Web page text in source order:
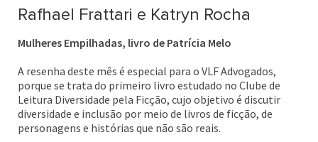
Rafhael Frattari e Katryn Rocha
Mulheres Empilhadas, livro de Patrícia Melo
A resenha deste mês é especial para o VLF Advogados,
porque se trata do primeiro livro estudado no Clube de
Leitura Diversidade pela Ficção, cujo objetivo é discutir
diversidade e inclusão por meio de livros de ficção, de
personagens e histórias que não são reais.